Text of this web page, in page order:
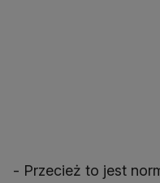
- Przecież to jest